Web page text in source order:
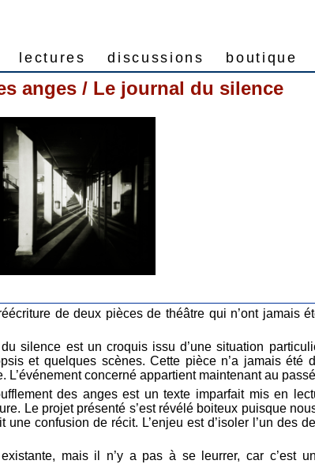
lecturesdiscussions boutique
anges / Le journal du silence
de deux pièces de théâtre qui n’ont jamais
silence est un croquis issu d’une situation
et quelques scènes. Cette pièce n’a jamais été
L’événement concerné appartient maintenant au
des anges est un texte imparfait mis en
Le projet présenté s’est révélé boiteux puisque
confusion de récit. L’enjeu est d’isoler l’un des
mais il n’y a pas à se leurrer, car c’est